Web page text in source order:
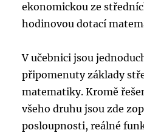
ekonomickou ze
hodinovou dotací
V učebnici jsou
připomenuty základy
matematiky. Kromě
všeho druhu jsou zde
posloupnosti, reálné